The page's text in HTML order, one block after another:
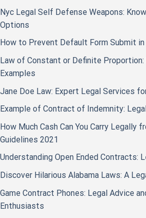
Nyc Legal Self Defense Weapons:
Options
How to Prevent Default Form Submit
Law of Constant or Definite Proportion:
Examples
Jane Doe Law: Expert Legal Services
Example of Contract of Indemnity:
How Much Cash Can You Carry Legally
Guidelines 2021
Understanding Open Ended Contracts:
Discover Hilarious Alabama Laws: A
Game Contract Phones: Legal Advice
Enthusiasts